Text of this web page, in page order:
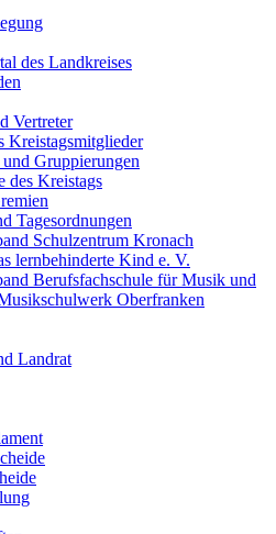
des Landkreises
Vertreter
Kreistagsmitglieder
Gruppierungen
des Kreistags
Tagesordnungen
Schulzentrum Kronach
lernbehinderte Kind e. V.
Berufsfachschule für Musik und
Oberfranken
Landrat